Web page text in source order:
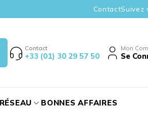
ContactSuivez
Contact
+33 (01) 30 29 57 50
Mon
Se
BONNES AFFAIRES